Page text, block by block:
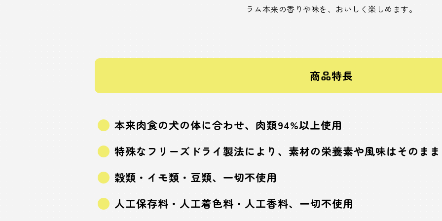
ラム本来の香りや味を、おいしく楽しめます。
商品特長
本来肉食の犬の体に合わせ、肉類94%以上使用
特殊なフリーズドライ製法により、素材の栄養素や風味はそのま
穀類・イモ類・豆類、一切不使用
人工保存料・人工着色料・人工香料、一切不使用